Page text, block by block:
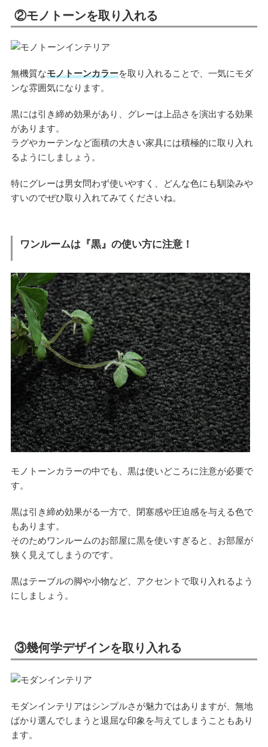
②モノトーンを取り入れる
無機質なモノトーンカラーを取り入れることで、一気にモダ
ンな雰囲気になります。
黒には引き締め効果があり、グレーは上品さを演出する効果
があります。
ラグやカーテンなど面積の大きい家具には積極的に取り入れ
るようにしましょう。
特にグレーは男女問わず使いやすく、どんな色にも馴染みや
すいのでぜひ取り入れてみてくださいね。
ワンルームは『黒』の使い方に注意！
モノトーンカラーの中でも、黒は使いどころに注意が必要で
す。
黒は引き締め効果がる一方で、閉塞感や圧迫感を与える色で
もあります。
そのためワンルームのお部屋に黒を使いすぎると、お部屋が
狭く見えてしまうのです。
黒はテーブルの脚や小物など、アクセントで取り入れるよう
にしましょう。
③幾何学デザインを取り入れる
モダンインテリアはシンプルさが魅力ではありますが、無地
ばかり選んでしまうと退屈な印象を与えてしまうこともあり
ます。